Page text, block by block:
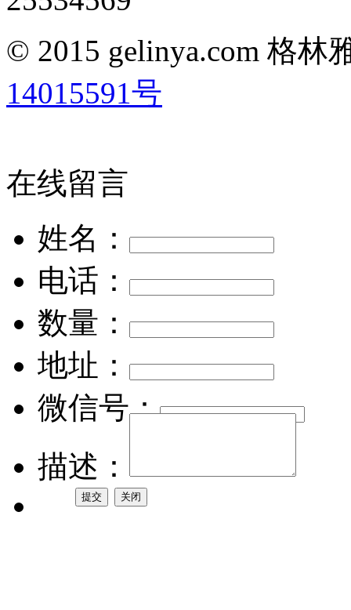
© 2015 gelinya.com 格
14015591号
在线留言
姓名：
电话：
数量：
地址：
微信号：
描述：